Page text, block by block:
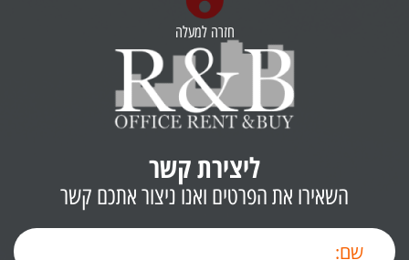
חזרה למעלה
ליצירת קשר
השאירו את הפרטים ואנו ניצור אתכם קשר